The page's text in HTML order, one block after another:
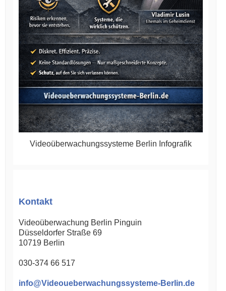
Videoüberwachungssysteme Berlin Infografik
Kontakt
Videoüberwachung Berlin Pinguin
Düsseldorfer Straße 69
10719 Berlin
030-374 66 517
info@Videoueberwachungssysteme-Berlin.de